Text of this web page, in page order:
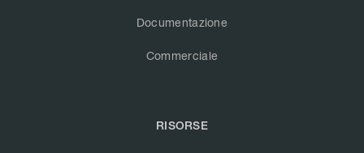
Documentazione
Commerciale
RISORSE